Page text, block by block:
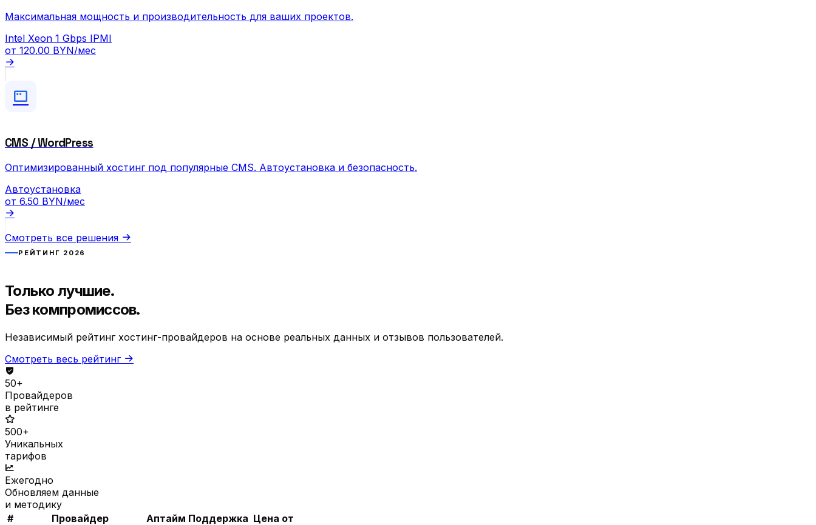
Максимальная мощность и производительность для ваших проектов.
Intel Xeon 1 Gbps IPMI
от 120.00 BYN/мес
CMS / WordPress
Оптимизированный хостинг под популярные CMS. Автоустановка и безопасность.
Автоустановка
от 6.50 BYN/мес
Смотреть все решения
РЕЙТИНГ 2026
Только лучшие.
Без компромиссов.
Независимый рейтинг хостинг-провайдеров на основе реальных данных и отзывов пользователей.
Смотреть весь рейтинг
50+
Провайдеров
в рейтинге
500+
Уникальных
тарифов
Ежегодно
Обновляем данные
и методику
#
Провайдер Аптайм Поддержка Цена от